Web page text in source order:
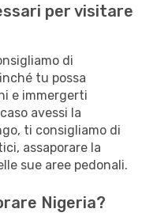
per visitare
di
tu possa
e immergerti
avessi la
ti consigliamo di
assaporare la
sue aree pedonali.
Nigeria?